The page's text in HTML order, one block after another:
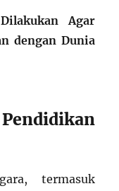
Agar
dengan Dunia
termasuk